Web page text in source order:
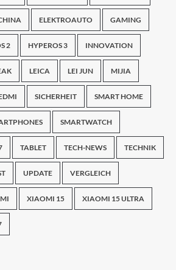
ELEKTROAUTO GAMING
2 HYPEROS 3 INNOVATION
LEICA LEI JUN MIJIA
SICHERHEIT SMART HOME
SMARTWATCH
TABLET TECH-NEWS TECHNIK
UPDATE VERGLEICH
XIAOMI 15 XIAOMI 15 ULTRA